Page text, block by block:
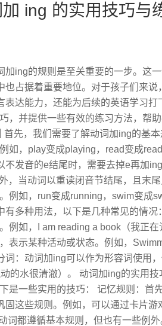
ing 的实用技巧与
加ing的规则是至关重要的一步。这
也占据着重要地位。对于孩子们来说
达能力，还能为后续的英语学习打
，并提供一些有效的练习方法，帮
先，我们需要了解动词加ing的基
如，play变成playing，read变成
不发音的e结尾时，需要去掉e再加
，当动词以重读闭音节结尾，且末
例如，run变成running，swim变成
多种用法，以下是几种常见的情况
例如，I am reading a book（我正在
表示某种活动或状态。例如，
词：动词加ing可以作为形容词使用
的水很清澈）。 动词加ing的实用技
是一些实用的技巧： 记忆规则：首
这些规则。例如，可以通过卡片游
词都遵循基本规则，但也有一些例